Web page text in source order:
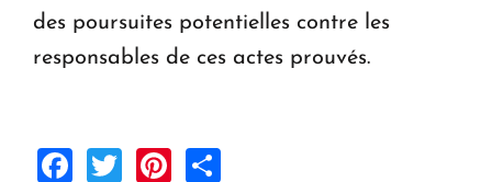
des poursuites potentielles contre les
responsables de ces actes prouvés.
Facebook
TwitterPinterest